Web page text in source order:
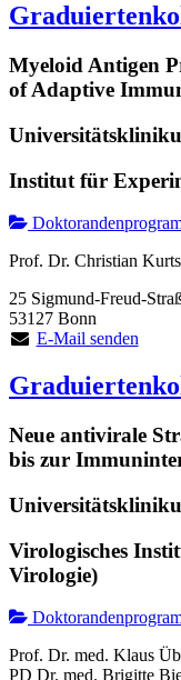
Myeloid Antigen
of Adaptive
Institut für
Prof. Dr. Christian Kurts
25 Sigmund-Freud-
53127 Bonn
E-Mail senden
Neue antivirale
bis zur
Virologisches
Virologie)
Prof. Dr. med. Klaus
PD Dr. med. Brigitte